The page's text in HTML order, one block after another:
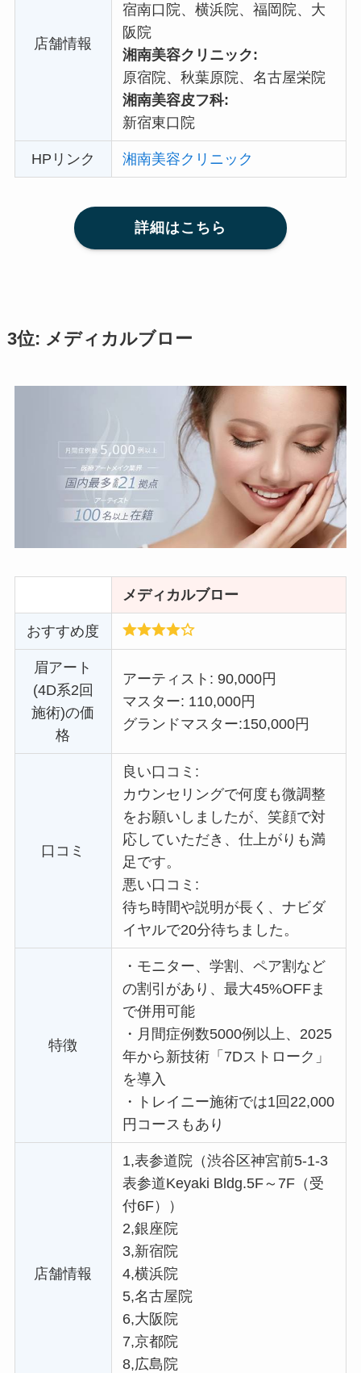
店舗情報
宿南口院、横浜院、福岡院、大
阪院
湘南美容クリニック:
原宿院、秋葉原院、名古屋栄院
湘南美容皮フ科:
新宿東口院
HPリンク 湘南美容クリニック
詳細はこちら
3位: メディカルブロー
メディカルブロー
おすすめ度
眉アート
(4D系2回
施術)の価
格
アーティスト: 90,000円
マスター: 110,000円
グランドマスター:150,000円
口コミ
良い口コミ:
カウンセリングで何度も微調整
をお願いしましたが、笑顔で対
応していただき、仕上がりも満
足です。
悪い口コミ:
待ち時間や説明が長く、ナビダ
イヤルで20分待ちました。
特徴
・ モニター、学割、ペア割など
の割引があり、最大45%OFFま
で併用可能
・ 月間症例数5000例以上、2025
年から新技術「7Dストローク」
を導入
・
トレイニー施術では1回22,000
円コースもあり
店舗情報
1,表参道院（渋谷区神宮前5-1-3
表参道Keyaki Bldg.5F～7F（受
付6F））
2,銀座院
3,新宿院
4,横浜院
5,名古屋院
6,大阪院
7,京都院
8,広島院